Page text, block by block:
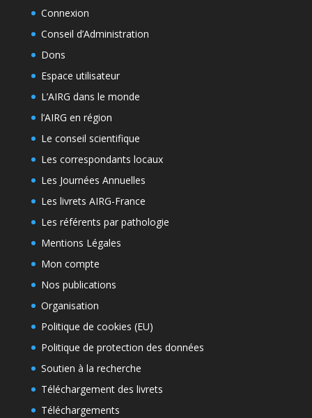
Connexion
Conseil d’Administration
Dons
Espace utilisateur
L’AIRG dans le monde
l’AIRG en région
Le conseil scientifique
Les correspondants locaux
Les Journées Annuelles
Les livrets AIRG-France
Les référents par pathologie
Mentions Légales
Mon compte
Nos publications
Organisation
Politique de cookies (EU)
Politique de protection des données
Soutien à la recherche
Téléchargement des livrets
Téléchargements